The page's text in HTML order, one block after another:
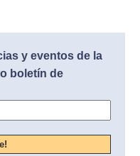
y eventos de la
boletín de